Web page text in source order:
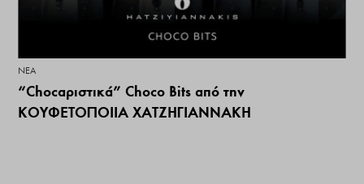
ΝΕΑ
“Chocαριστικά” Choco Bits από την
ΚΟΥΦΕΤΟΠΟΙΙΑ ΧΑΤΖΗΓΙΑΝΝΑΚΗ